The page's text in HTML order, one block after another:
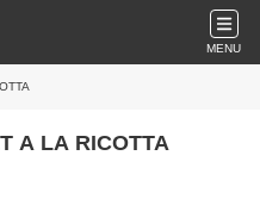
MENU
A LA RICOTTA